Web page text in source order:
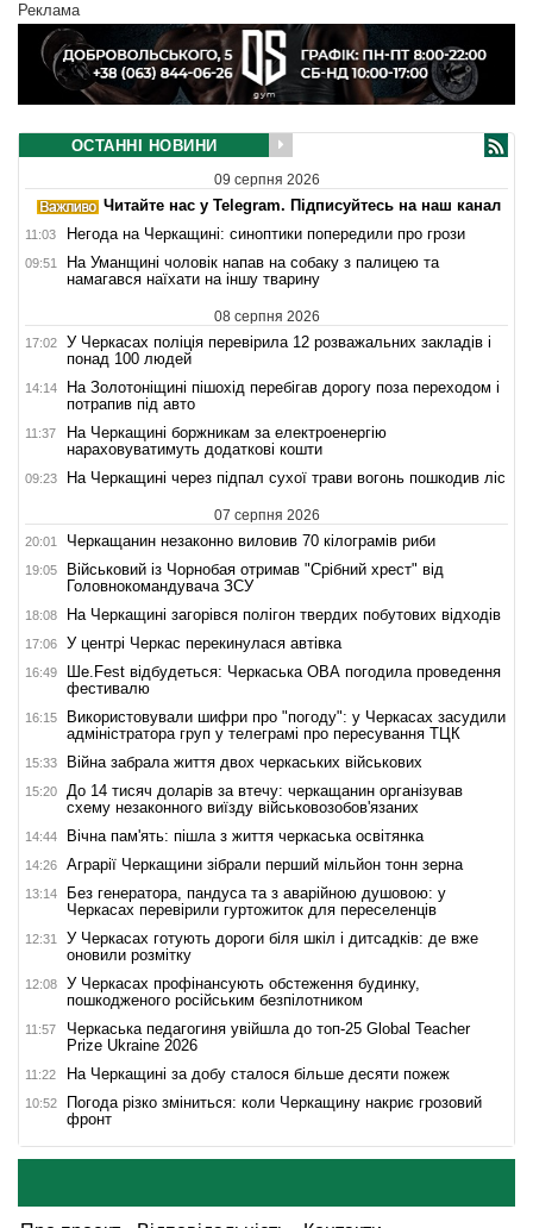
Реклама
ОСТАННІ НОВИНИ
09 серпня 2026
Читайте нас у Telegram. Підписуйтесь на наш канал
11:03 Негода на Черкащині: синоптики попередили про грози
09:51
На Уманщині чоловік напав на собаку з палицею та
намагався наїхати на іншу тварину
08 серпня 2026
17:02
У Черкасах поліція перевірила 12 розважальних закладів і
понад 100 людей
14:14
На Золотоніщині пішохід перебігав дорогу поза переходом і
потрапив під авто
11:37
На Черкащині боржникам за електроенергію
нараховуватимуть додаткові кошти
09:23 На Черкащині через підпал сухої трави вогонь пошкодив ліс
07 серпня 2026
20:01 Черкащанин незаконно виловив 70 кілограмів риби
19:05
Військовий із Чорнобая отримав "Срібний хрест" від
Головнокомандувача ЗСУ
18:08 На Черкащині загорівся полігон твердих побутових відходів
17:06 У центрі Черкас перекинулася автівка
16:49
Ше.Fest відбудеться: Черкаська ОВА погодила проведення
фестивалю
16:15
Використовували шифри про "погоду": у Черкасах засудили
адміністратора груп у телеграмі про пересування ТЦК
15:33 Війна забрала життя двох черкаських військових
15:20
До 14 тисяч доларів за втечу: черкащанин організував
схему незаконного виїзду військовозобов'язаних
14:44 Вічна пам'ять: пішла з життя черкаська освітянка
14:26 Аграрії Черкащини зібрали перший мільйон тонн зерна
13:14
Без генератора, пандуса та з аварійною душовою: у
Черкасах перевірили гуртожиток для переселенців
12:31
У Черкасах готують дороги біля шкіл і дитсадків: де вже
оновили розмітку
12:08
У Черкасах профінансують обстеження будинку,
пошкодженого російським безпілотником
11:57
Черкаська педагогиня увійшла до топ-25 Global Teacher
Prize Ukraine 2026
11:22 На Черкащині за добу сталося більше десяти пожеж
10:52
Погода різко зміниться: коли Черкащину накриє грозовий
фронт